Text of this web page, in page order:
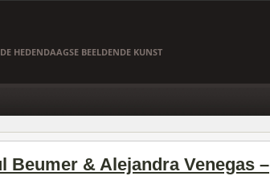
HEDENDAAGSE BEELDENDE KUNST
Beumer & Alejandra Venegas –